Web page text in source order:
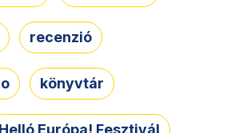
recenzió
könyvtár
Helló Európa! Fesztivál